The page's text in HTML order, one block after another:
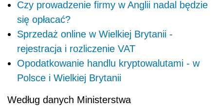
Czy prowadzenie firmy w Anglii nadal będzie
się opłacać?
Sprzedaż online w Wielkiej Brytanii -
rejestracja i rozliczenie VAT
Opodatkowanie handlu kryptowalutami - w
Polsce i Wielkiej Brytanii
Według danych Ministerstwa